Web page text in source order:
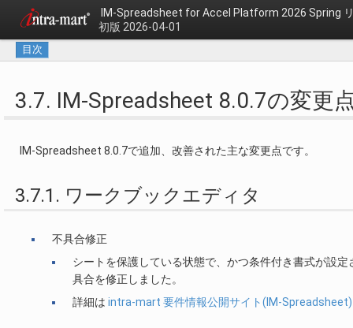
IM-Spreadsheet for Accel Platform 2026 Spring
初版 2026-04-01
目次
3.7. IM-Spreadsheet 8.0.7の変更
IM-Spreadsheet 8.0.7で追加、改善された主な変更点です。
3.7.1. ワークブックエディタ
不具合修正
シートを保護している状態で、かつ条件付き書式が設
具合を修正しました。
詳細はintra-mart 要件情報公開サイト(IM-Spreadsheet)